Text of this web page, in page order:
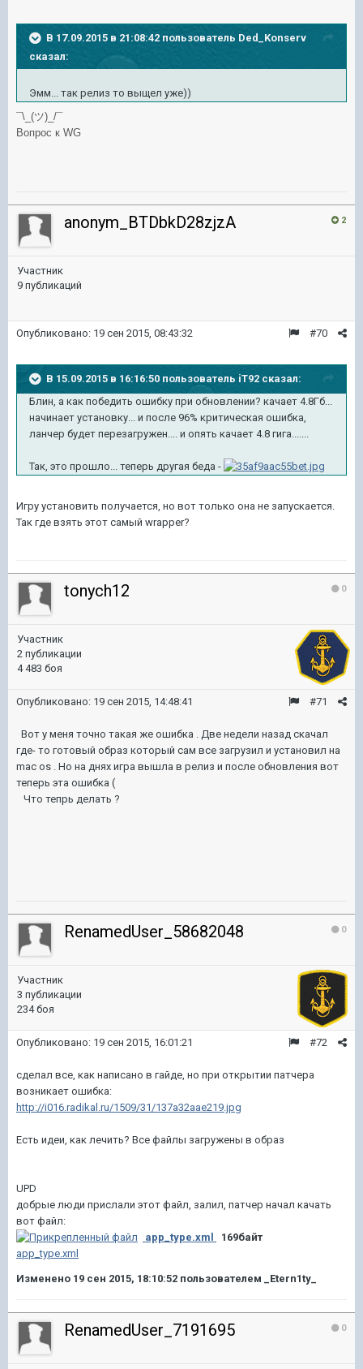
В 17.09.2015 в 21:08:42 пользователь Ded_Konserv
сказал:
Эмм... так релиз то выщел уже))
¯\_(ツ)_/¯
Вопрос к WG
2
anonym_BTDbkD28zjzA
Участник
9 публикаций
#70
Опубликовано: 19 сен 2015, 08:43:32
В 15.09.2015 в 16:16:50 пользователь iT92 сказал:
Блин, а как победить ошибку при обновлении? качает 4.8Гб...
начинает установку... и после 96% критическая ошибка,
ланчер будет перезагружен.... и опять качает 4.8 гига.......
Так, это прошло... теперь другая беда -
Игру установить получается, но вот только она не запускается.
Так где взять этот самый wrapper?
0
tonych12
Участник
2 публикации
4 483 боя
#71
Опубликовано: 19 сен 2015, 14:48:41
Вот у меня точно такая же ошибка . Две недели назад скачал
где- то готовый образ который сам все загрузил и установил на
mac os . Но на днях игра вышла в релиз и после обновления вот
теперь эта ошибка (
Что тепрь делать ?
0
RenamedUser_58682048
Участник
3 публикации
234 боя
#72
Опубликовано: 19 сен 2015, 16:01:21
сделал все, как написано в гайде, но при открытии патчера
возникает ошибка:
http://i016.radikal.ru/1509/31/137a32aae219.jpg
Есть идеи, как лечить? Все файлы загружены в образ
UPD
добрые люди прислали этот файл, залил, патчер начал качать
вот файл:
app_type.xml
169байт
app_type.xml
Изменено 19 сен 2015, 18:10:52 пользователем _Etern1ty_
0
RenamedUser_7191695